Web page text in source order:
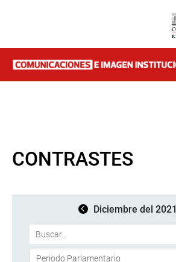
CONTRASTES
Diciembre del 2021